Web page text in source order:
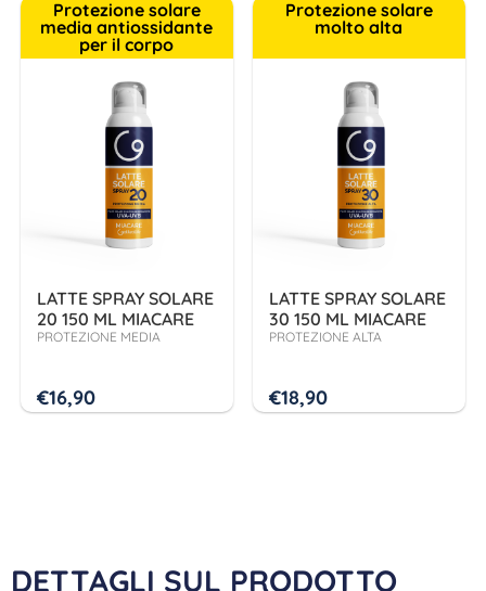
Protezione solare
media antiossidante
per il corpo
LATTE SPRAY SOLARE
20 150 ML MIACARE
PROTEZIONE MEDIA
€16,90
Protezione solare
molto alta
LATTE SPRAY SOLARE
30 150 ML MIACARE
PROTEZIONE ALTA
€18,90
DETTAGLI SUL PRODOTTO